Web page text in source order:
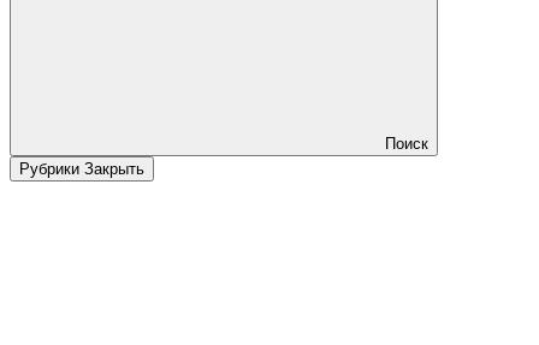
Поиск
Рубрики Закрыть